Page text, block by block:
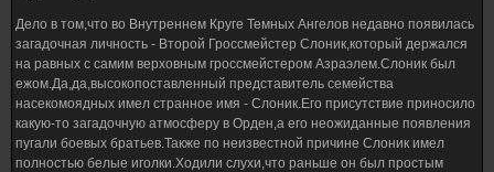
Дело в том,что во Внутреннем Круге Темных Ангелов недавно появилась
загадочная личность - Второй Гроссмейстер Слоник,который держался
на равных с самим верховным гроссмейстером Азраэлем.Слоник был
ежом.Да,да,высокопоставленный представитель семейства
насекомоядных имел странное имя - Слоник.Его присутствие приносило
какую-то загадочную атмосферу в Орден,а его неожиданные появления
пугали боевых братьев.Также по неизвестной причине Слоник имел
полностью белые иголки.Ходили слухи,что раньше он был простым